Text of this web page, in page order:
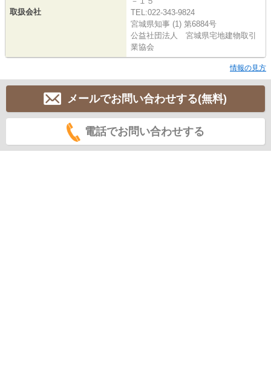
取扱会社
TEL:022-343-9824
宮城県知事 (1) 第6884号
公益社団法人 宮城県宅地建物取引
業協会
情報の見方
メールでお問い合わせする(無料)
電話でお問い合わせする